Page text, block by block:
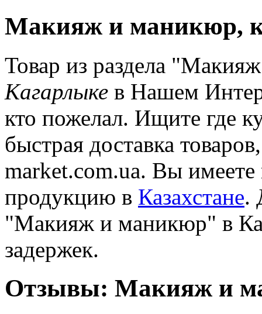
Макияж и маникюр,
Товар из раздела
Кагарлыке в Нашем
кто пожелал. Ищите где
быстрая доставка
market.com.ua. Вы имеете
продукцию в Казахстане.
"Макияж и маникюр" в
задержек.
Отзывы: Макияж и